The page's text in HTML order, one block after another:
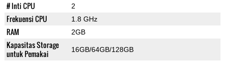
# Inti CPU 2
Frekuensi CPU 1.8 GHz
RAM 2GB
Kapasitas Storage
untuk Pemakai
16GB/64GB/128GB